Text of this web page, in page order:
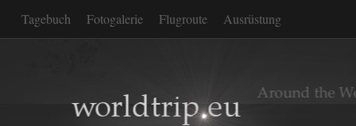
Tagebuch Fotogalerie Flugroute Ausrüstung